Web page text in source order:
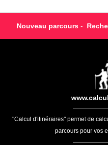
Nouveau parcours-
"Calcul d'itinéraires" permet de
parcours pour vos